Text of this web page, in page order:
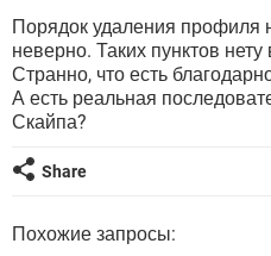
YANDEX
WINDOWS 10
ВИДЕО
YANDEX
FACEBOOK
WINDOWS 10
ВИДЕО
YANDEX
TIKTOK
WHATSAPP
FACEBOOK
YANDEX
Порядок удаления профиля
неверно. Таких пунктов
Странно, что есть
А есть реальная
Скайпа?
Share
Похожие запросы: